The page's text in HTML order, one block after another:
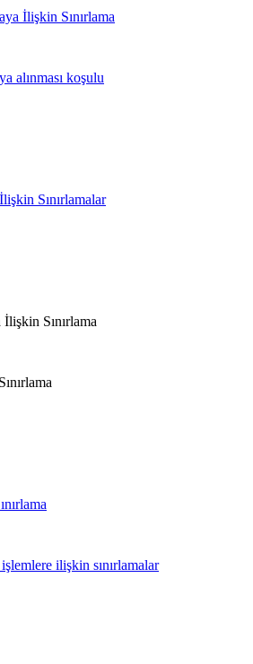
İlişkin Sınırlama
alınması koşulu
Sınırlamalar
İlişkin Sınırlama
ilişkin sınırlamalar